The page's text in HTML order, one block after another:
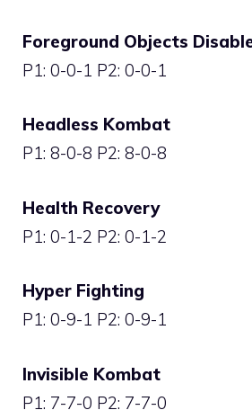
Foreground Objects
P1: 0-0-1 P2: 0-0-1
Headless Kombat
P1: 8-0-8 P2: 8-0-8
Health Recovery
P1: 0-1-2 P2: 0-1-2
Hyper Fighting
P1: 0-9-1 P2: 0-9-1
Invisible Kombat
P1: 7-7-0 P2: 7-7-0